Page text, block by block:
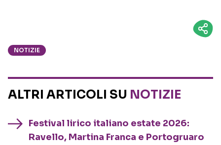
NOTIZIE
ALTRI ARTICOLI SU NOTIZIE
Festival lirico italiano estate 2026:
Ravello, Martina Franca e Portogruaro